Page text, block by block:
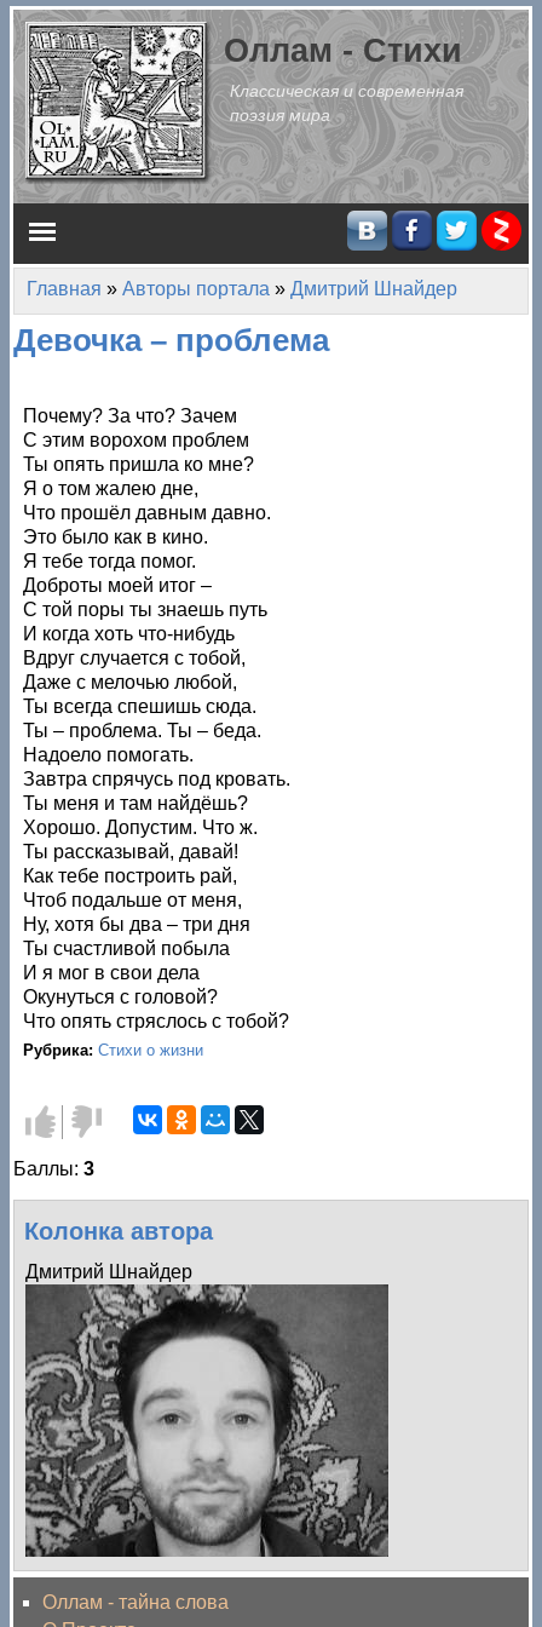
Перейти к основному содержанию
Оллам - Стихи
Классическая и современная
поэзия мира
Главное меню
Вы здесь
Главная » Авторы портала » Дмитрий Шнайдер
Девочка – проблема
Почему? За что? Зачем
С этим ворохом проблем
Ты опять пришла ко мне?
Я о том жалею дне,
Что прошёл давным давно.
Это было как в кино.
Я тебе тогда помог.
Доброты моей итог –
С той поры ты знаешь путь
И когда хоть что-нибудь
Вдруг случается с тобой,
Даже с мелочью любой,
Ты всегда спешишь сюда.
Ты – проблема. Ты – беда.
Надоело помогать.
Завтра спрячусь под кровать.
Ты меня и там найдёшь?
Хорошо. Допустим. Что ж.
Ты рассказывай, давай!
Как тебе построить рай,
Чтоб подальше от меня,
Ну, хотя бы два – три дня
Ты счастливой побыла
И я мог в свои дела
Окунуться с головой?
Что опять стряслось с тобой?
Рубрика:Стихи о жизни
Голос
за!
Голос
против!
Баллы:3
Колонка автора
Дмитрий Шнайдер
Оллам - тайна слова